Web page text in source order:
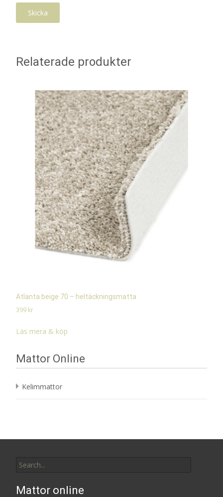
Relaterade produkter
Atlanta beige 70 – heltäckningsmatta
399 kr
Läs mera & köp
Mattor Online
Kelimmattor
for:
Mattor online